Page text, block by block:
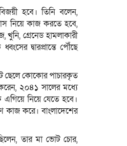
হবে। তিনি বলেন,
নিয়ে কাজ করতে হবে,
খুনি, গ্রেনেড হামলাকারী
দ্বারপ্রান্তে পৌঁছে
ছেলে কোকোর পাচারকৃত
২০৪১ সালের মধ্যে
নিয়ে যেতে হবে।
কাজ করে। বাংলাদেশের
তার মা ভোট চোর,